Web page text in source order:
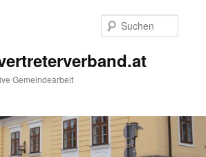
Gemeindearbeit